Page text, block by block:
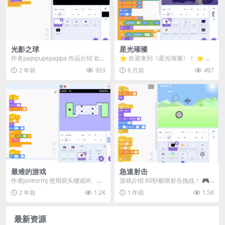
光影之球
作者papipupepappa 作品介绍 欢
迎来到 光影之球，一个简约而优雅
的光...2 年前 933
星光璀璨
⭐ 欢迎来到《星光璀璨》！ ⭐ ⭐
在流星雨结束前，移动光标或手指
收集尽可能多的...
6 月前 497
最难的游戏
作者jonesrmj 使用箭头键或W、
A、S、D键来移动红色方块。当你
点击“开始...
2 年前 1.2K
急速射击
游戏介绍 60秒极限射击挑战！ ​​🎮
操作方式​​ 用鼠标指针移动准星 点击
或...1 年前 1.5K
最新资源